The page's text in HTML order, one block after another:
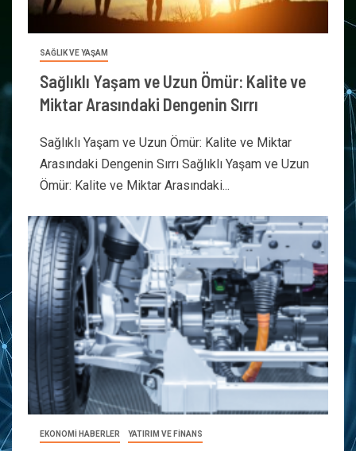
SAĞLIK VE YAŞAM
Sağlıklı Yaşam ve Uzun Ömür: Kalite ve
Miktar Arasındaki Dengenin Sırrı
Sağlıklı Yaşam ve Uzun Ömür: Kalite ve Miktar
Arasındaki Dengenin Sırrı Sağlıklı Yaşam ve Uzun
Ömür: Kalite ve Miktar Arasındaki...
EKONOMİ HABERLER YATIRIM VE FİNANS